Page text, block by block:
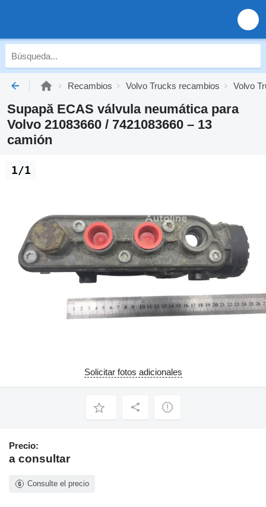
Recambios Volvo Trucks recambios Volvo
Supapă ECAS válvula neumática para
Volvo 21083660 / 7421083660 – 13
camión
1/1
Solicitar fotos adicionales
Precio:
a consultar
Consulte el precio